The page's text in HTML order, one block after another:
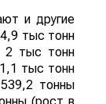
и другие
тыс тонн
2 тыс тонн
тыс тонн
тонны